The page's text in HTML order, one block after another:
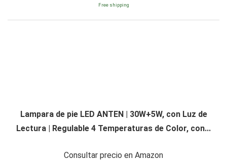
Free shipping
Lampara de pie LED ANTEN | 30W+5W, con Luz de
Lectura | Regulable 4 Temperaturas de Color, con...
Consultar precio en Amazon